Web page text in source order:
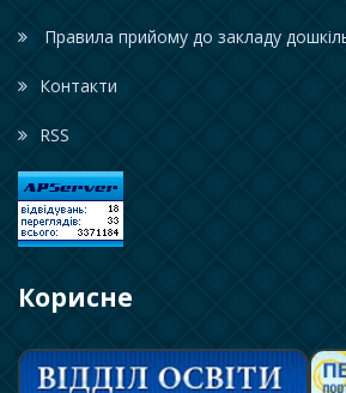
Правила прийому до закладу
Контакти
RSS
Корисне